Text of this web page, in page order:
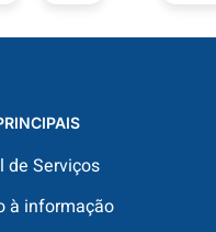
de Serviços
à informação